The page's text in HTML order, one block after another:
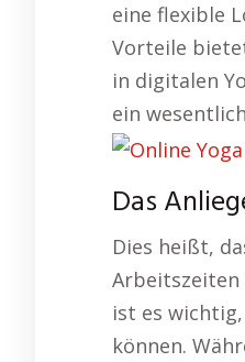
eine flexible
Vorteile
in digitalen
ein
Das
Dies heißt,
Arbeitszeiten
ist es
können.